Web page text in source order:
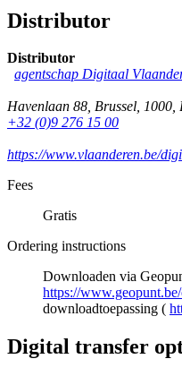
Distributor
Distributor
agentschap Digitaal
Havenlaan 88, Brussel, 1000,
+32 (0)9 276 15 00
https://www.vlaanderen.be/
Fees
Gratis
Ordering instructions
Downloaden via
https://
downloadtoepassing (
Digital transfer